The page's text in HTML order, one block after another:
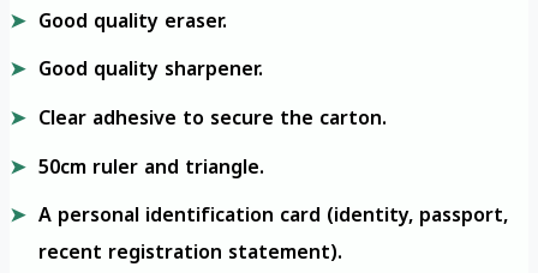
Good quality eraser.
Good quality sharpener.
Clear adhesive to secure the carton.
50cm ruler and triangle.
A personal identification card (identity, passport,
recent registration statement).